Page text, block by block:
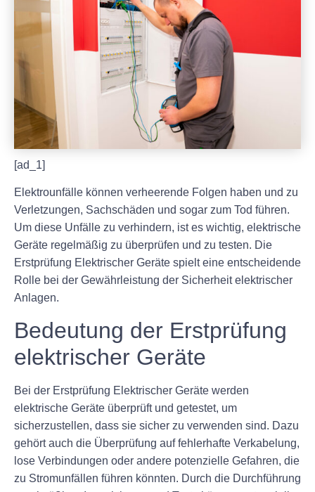
[ad_1]
Elektrounfälle können verheerende Folgen haben und zu
Verletzungen, Sachschäden und sogar zum Tod führen.
Um diese Unfälle zu verhindern, ist es wichtig, elektrische
Geräte regelmäßig zu überprüfen und zu testen. Die
Erstprüfung Elektrischer Geräte spielt eine entscheidende
Rolle bei der Gewährleistung der Sicherheit elektrischer
Anlagen.
Bedeutung der Erstprüfung
elektrischer Geräte
Bei der Erstprüfung Elektrischer Geräte werden
elektrische Geräte überprüft und getestet, um
sicherzustellen, dass sie sicher zu verwenden sind. Dazu
gehört auch die Überprüfung auf fehlerhafte Verkabelung,
lose Verbindungen oder andere potenzielle Gefahren, die
zu Stromunfällen führen könnten. Durch die Durchführung